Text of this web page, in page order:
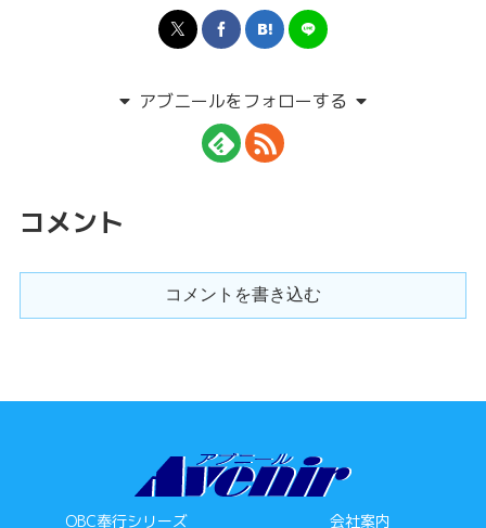
アブニールをフォローする
コメント
コメントを書き込む
OBC奉行シリーズ 会社案内